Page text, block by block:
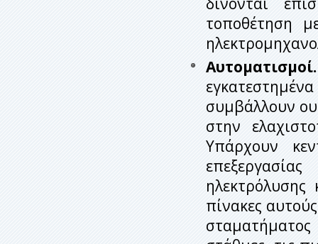
τοποθέτηση
Αυτοματισμοί.
συμβάλλουν
στην
Υπάρχουν
πίνακες